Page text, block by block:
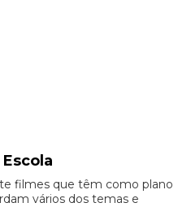
filmes que têm como plano
vários dos temas e